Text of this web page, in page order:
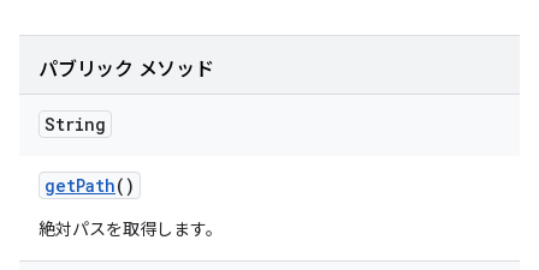
パブリック メソッド
String
getPath()
絶対パスを取得します。